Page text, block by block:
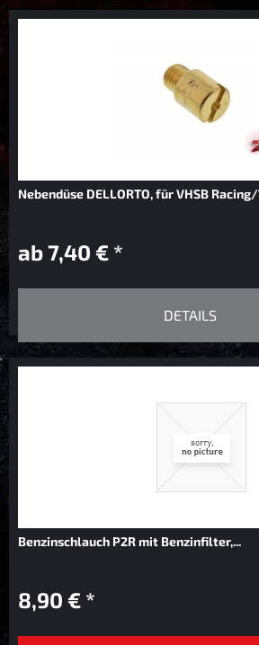
Nebendüse DELLORTO, für VHSB
ab 7,40 € *
DETAILS
Benzinschlauch P2R mit Benzinfilter,...
8,90 € *